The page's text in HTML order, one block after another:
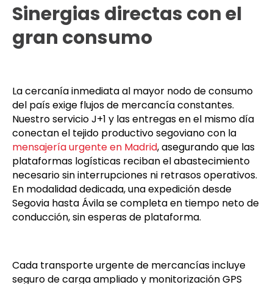
Sinergias directas con el
gran consumo
La cercanía inmediata al mayor nodo de consumo
del país exige flujos de mercancía constantes.
Nuestro servicio J+1 y las entregas en el mismo día
conectan el tejido productivo segoviano con la
mensajería urgente en Madrid, asegurando que las
plataformas logísticas reciban el abastecimiento
necesario sin interrupciones ni retrasos operativos.
En modalidad dedicada, una expedición desde
Segovia hasta Ávila se completa en tiempo neto de
conducción, sin esperas de plataforma.
Cada transporte urgente de mercancías incluye
seguro de carga ampliado y monitorización GPS